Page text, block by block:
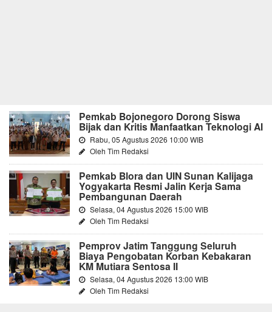
Pemkab Bojonegoro Dorong Siswa
Bijak dan Kritis Manfaatkan Teknologi AI
Rabu, 05 Agustus 2026 10:00 WIB
Oleh Tim Redaksi
Pemkab Blora dan UIN Sunan Kalijaga
Yogyakarta Resmi Jalin Kerja Sama
Pembangunan Daerah
Selasa, 04 Agustus 2026 15:00 WIB
Oleh Tim Redaksi
Pemprov Jatim Tanggung Seluruh
Biaya Pengobatan Korban Kebakaran
KM Mutiara Sentosa II
Selasa, 04 Agustus 2026 13:00 WIB
Oleh Tim Redaksi